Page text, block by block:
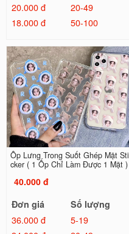
20.000 đ
20-49
18.000 đ
50-100
Ốp Lưng Trong Suốt Ghép Mặt Sti
cker ( 1 Ốp Chỉ Làm Được 1 Mặt )
40.000 đ
Đơn giá
Số lượng
36.000 đ
5-19